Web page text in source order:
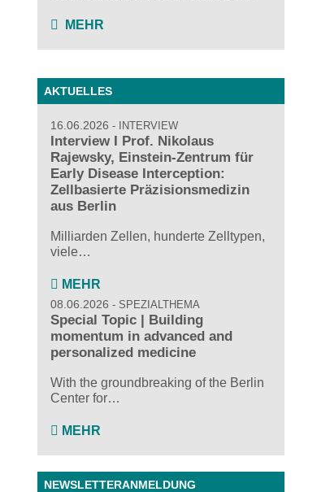
MEHR
AKTUELLES
16.06.2026 INTERVIEW
Interview I Prof. Nikolaus
Rajewsky, Einstein-Zentrum für
Early Disease Interception:
Zellbasierte Präzisionsmedizin
aus Berlin
Milliarden Zellen, hunderte Zelltypen,
viele…
MEHR
08.06.2026 SPEZIALTHEMA
Special Topic | Building
momentum in advanced and
personalized medicine
With the groundbreaking of the Berlin
Center for…
MEHR
NEWSLETTERANMELDUNG